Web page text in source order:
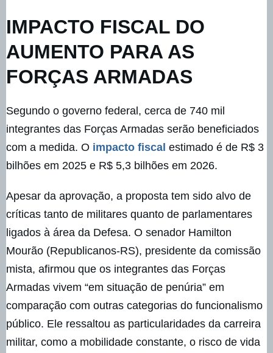
IMPACTO FISCAL DO
AUMENTO PARA AS
FORÇAS ARMADAS
Segundo o governo federal, cerca de 740 mil
integrantes das Forças Armadas serão beneficiados
com a medida. O impacto fiscal estimado é de R$ 3
bilhões em 2025 e R$ 5,3 bilhões em 2026.
Apesar da aprovação, a proposta tem sido alvo de
críticas tanto de militares quanto de parlamentares
ligados à área da Defesa. O senador Hamilton
Mourão (Republicanos-RS), presidente da comissão
mista, afirmou que os integrantes das Forças
Armadas vivem “em situação de penúria” em
comparação com outras categorias do funcionalismo
público. Ele ressaltou as particularidades da carreira
militar, como a mobilidade constante, o risco de vida